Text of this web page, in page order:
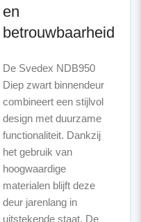
en
betrouwbaarheid
De Svedex NDB950
Diep zwart binnendeur
combineert een stijlvol
design met duurzame
functionaliteit. Dankzij
het gebruik van
hoogwaardige
materialen blijft deze
deur jarenlang in
uitstekende staat. De